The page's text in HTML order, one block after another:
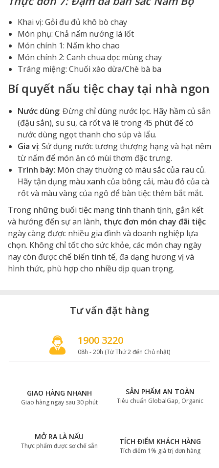
Khai vị: Gỏi đu đủ khô bò chay
Món phụ: Chả nấm nướng lá lốt
Món chính 1: Nấm kho chao
Món chính 2: Canh chua dọc mùng chay
Tráng miệng: Chuối xào dừa/Chè bà ba
Bí quyết nấu tiệc chay tại nhà ngon
Nước dùng: Đừng chỉ dùng nước lọc. Hãy hầm củ sắn
(đậu sắn), su su, cà rốt và lê trong 45 phút để có
nước dùng ngọt thanh cho súp và lẩu.
Gia vị: Sử dụng nước tương thượng hạng và hạt nêm
từ nấm để món ăn có mùi thơm đặc trưng.
Trình bày: Món chay thường có màu sắc của rau củ.
Hãy tận dụng màu xanh của bông cải, màu đỏ của cà
rốt và màu vàng của ngô để bàn tiệc thêm bắt mắt.
Trong những buổi tiệc mang tính thanh tịnh, gắn kết
và hướng đến sự an lành, thực đơn món chay đãi tiệc
ngày càng được nhiều gia đình và doanh nghiệp lựa
chọn. Không chỉ tốt cho sức khỏe, các món chay ngày
nay còn được chế biến tinh tế, đa dạng hương vị và
hình thức, phù hợp cho nhiều dịp quan trọng.
Tư vấn đặt hàng
1900 3220
08h - 20h (Từ Thứ 2 đến Chủ nhật)
GIAO HÀNG NHANH
Giao hàng ngay sau 30 phút
SẢN PHẨM AN TOÀN
Tiêu chuẩn GlobalGap, Organic
MỞ RA LÀ NẤU
Thực phẩm được sơ chế sẵn TÍCH ĐIỂM KHÁCH HÀNG
Tích điểm 1% giá trị đơn hàng